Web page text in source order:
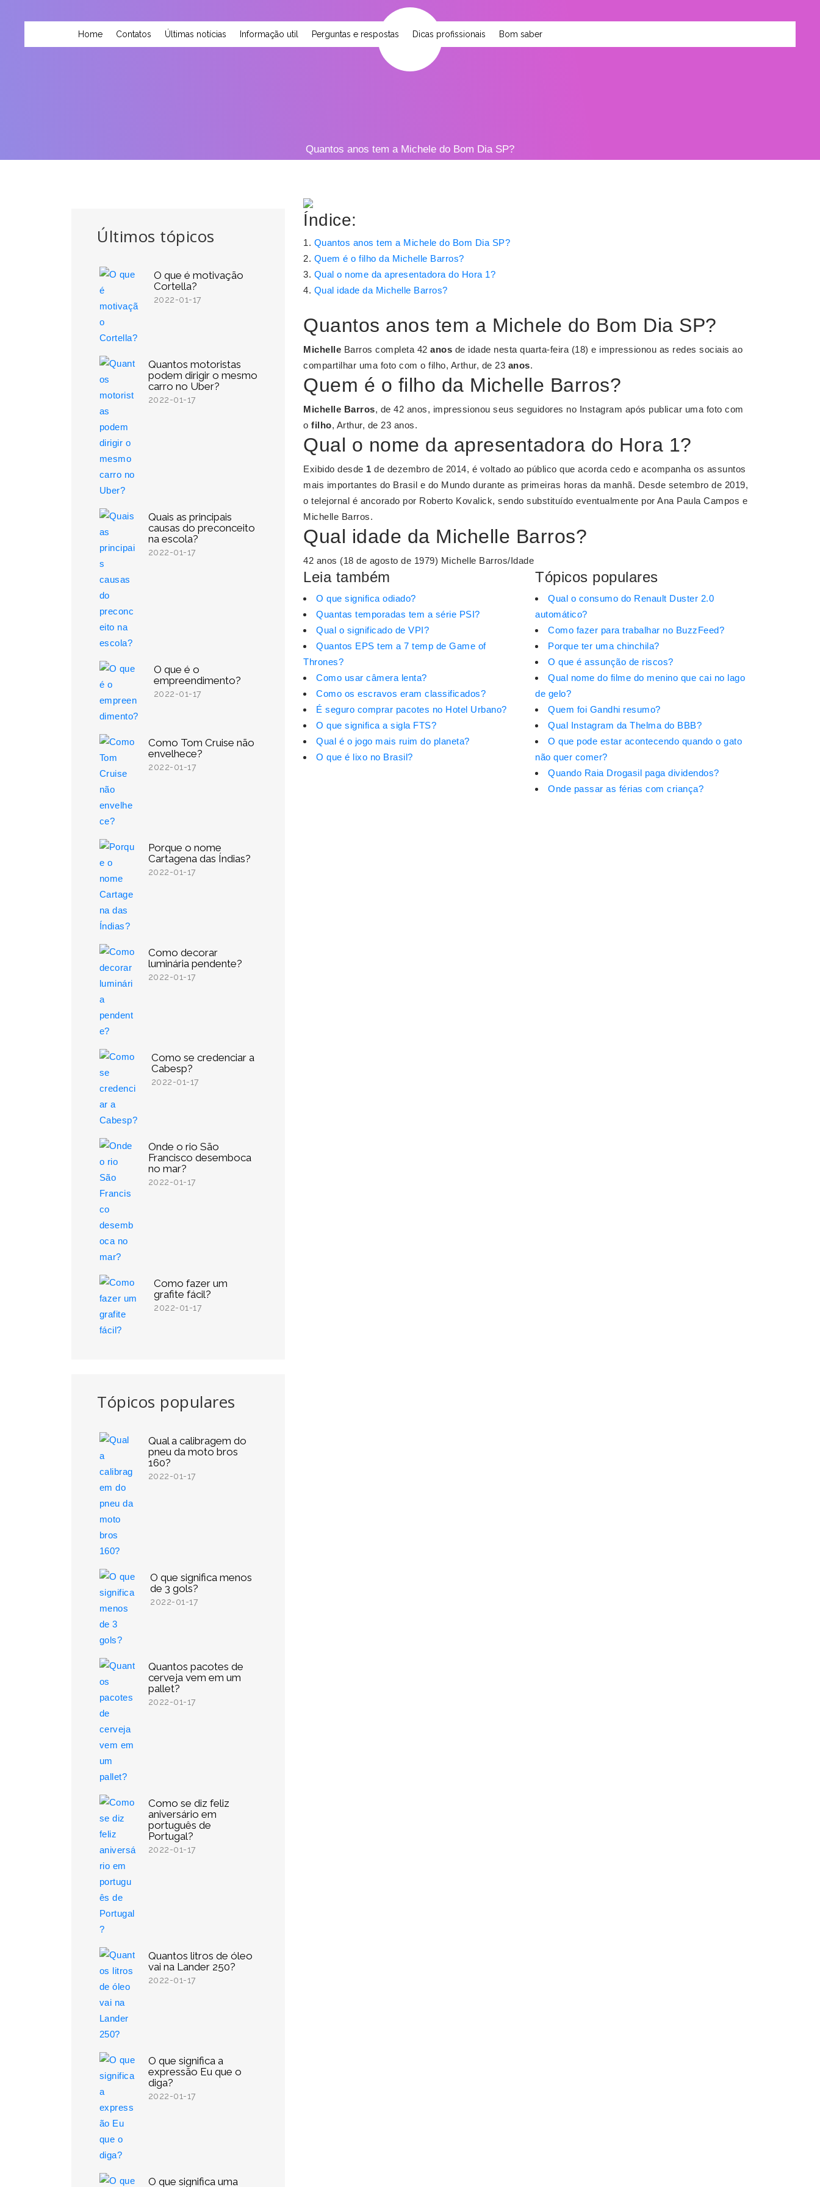
Home Contatos Últimas notícias Informação util Perguntas e respostas Dicas profissionais Bom saber
Quantos anos tem a Michele do Bom Dia SP?
Últimos tópicos
O que é motivação
Cortella?
2022-01-17
Quantos motoristas
podem dirigir o mesmo
carro no Uber?
2022-01-17
Quais as principais
causas do preconceito
na escola?
2022-01-17
O que é o
empreendimento?
2022-01-17
Como Tom Cruise não
envelhece?
2022-01-17
Porque o nome
Cartagena das Índias?
2022-01-17
Como decorar
luminária pendente?
2022-01-17
Como se credenciar a
Cabesp?
2022-01-17
Onde o rio São
Francisco desemboca
no mar?
2022-01-17
Como fazer um
grafite fácil?
2022-01-17
Tópicos populares
Qual a calibragem do
pneu da moto bros
160?
2022-01-17
O que significa menos
de 3 gols?
2022-01-17
Quantos pacotes de
cerveja vem em um
pallet?
2022-01-17
Como se diz feliz
aniversário em
português de
Portugal?
2022-01-17
Quantos litros de óleo
vai na Lander 250?
2022-01-17
O que significa a
expressão Eu que o
diga?
2022-01-17
O que significa uma
Índice:
Quantos anos tem a Michele do Bom Dia SP?
Quem é o filho da Michelle Barros?
Qual o nome da apresentadora do Hora 1?
Qual idade da Michelle Barros?
Quantos anos tem a Michele do Bom Dia SP?
Michelle Barros completa 42 anos de idade nesta quarta-feira (18) e impressionou as redes sociais ao
compartilhar uma foto com o filho, Arthur, de 23 anos.
Quem é o filho da Michelle Barros?
Michelle Barros, de 42 anos, impressionou seus seguidores no Instagram após publicar uma foto com
o filho, Arthur, de 23 anos.
Qual o nome da apresentadora do Hora 1?
Exibido desde 1 de dezembro de 2014, é voltado ao público que acorda cedo e acompanha os assuntos
mais importantes do Brasil e do Mundo durante as primeiras horas da manhã. Desde setembro de 2019,
o telejornal é ancorado por Roberto Kovalick, sendo substituído eventualmente por Ana Paula Campos e
Michelle Barros.
Qual idade da Michelle Barros?
42 anos (18 de agosto de 1979) Michelle Barros/Idade
Leia também
O que significa odiado?
Quantas temporadas tem a série PSI?
Qual o significado de VPI?
Quantos EPS tem a 7 temp de Game of
Thrones?
Como usar câmera lenta?
Como os escravos eram classificados?
É seguro comprar pacotes no Hotel Urbano?
O que significa a sigla FTS?
Qual é o jogo mais ruim do planeta?
O que é lixo no Brasil?
Tópicos populares
Qual o consumo do Renault Duster 2.0
automático?
Como fazer para trabalhar no BuzzFeed?
Porque ter uma chinchila?
O que é assunção de riscos?
Qual nome do filme do menino que cai no lago
de gelo?
Quem foi Gandhi resumo?
Qual Instagram da Thelma do BBB?
O que pode estar acontecendo quando o gato
não quer comer?
Quando Raia Drogasil paga dividendos?
Onde passar as férias com criança?